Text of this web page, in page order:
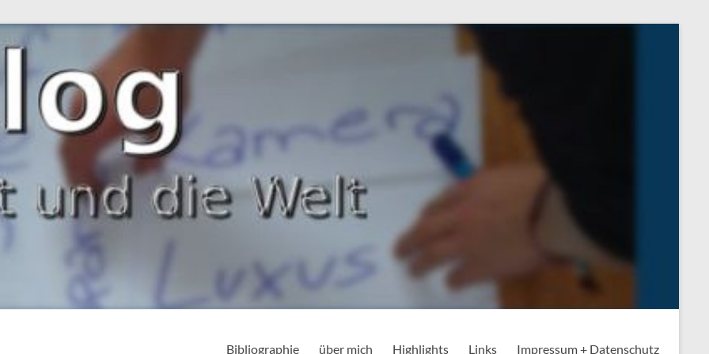
Bibliographie über mich Highlights Links Impressum + Datenschutz